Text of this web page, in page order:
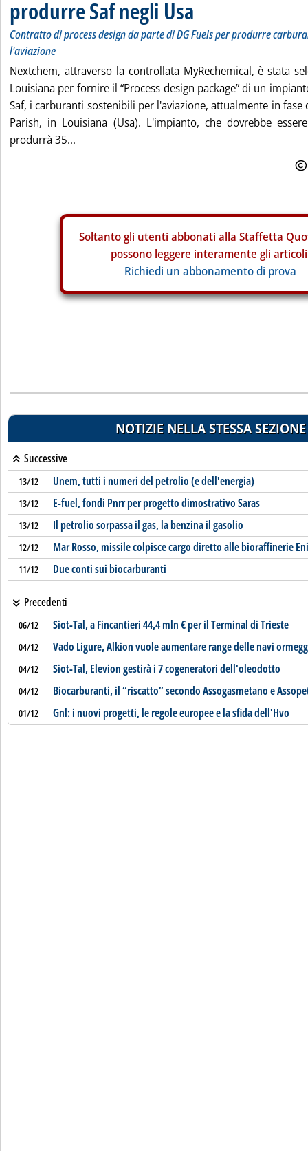
produrre Saf negli Usa
Contratto di process design da parte di DG Fuels per produrre
l'aviazione
Nextchem, attraverso la controllata MyRechemical, è stata
Louisiana per fornire il “Process design package” di un
Saf, i carburanti sostenibili per l'aviazione, attualmente in fase
Parish, in Louisiana (Usa). L'impianto, che dovrebbe
produrrà 35...
Soltanto gli utenti abbonati alla Staffetta
possono leggere interamente gli
Richiedi un abbonamento di prova
NOTIZIE NELLA STESSA SEZIONE
Successive
13/12 Unem, tutti i numeri del petrolio (e dell'energia)
13/12 E-fuel, fondi Pnrr per progetto dimostrativo Saras
13/12 Il petrolio sorpassa il gas, la benzina il gasolio
12/12 Mar Rosso, missile colpisce cargo diretto alle bioraffinerie
11/12 Due conti sui biocarburanti
Precedenti
06/12 Siot-Tal, a Fincantieri 44,4 mln € per il Terminal di Trieste
04/12 Vado Ligure, Alkion vuole aumentare range delle navi
04/12 Siot-Tal, Elevion gestirà i 7 cogeneratori dell'oleodotto
04/12 Biocarburanti, il “riscatto” secondo Assogasmetano e
01/12 Gnl: i nuovi progetti, le regole europee e la sfida dell'Hvo